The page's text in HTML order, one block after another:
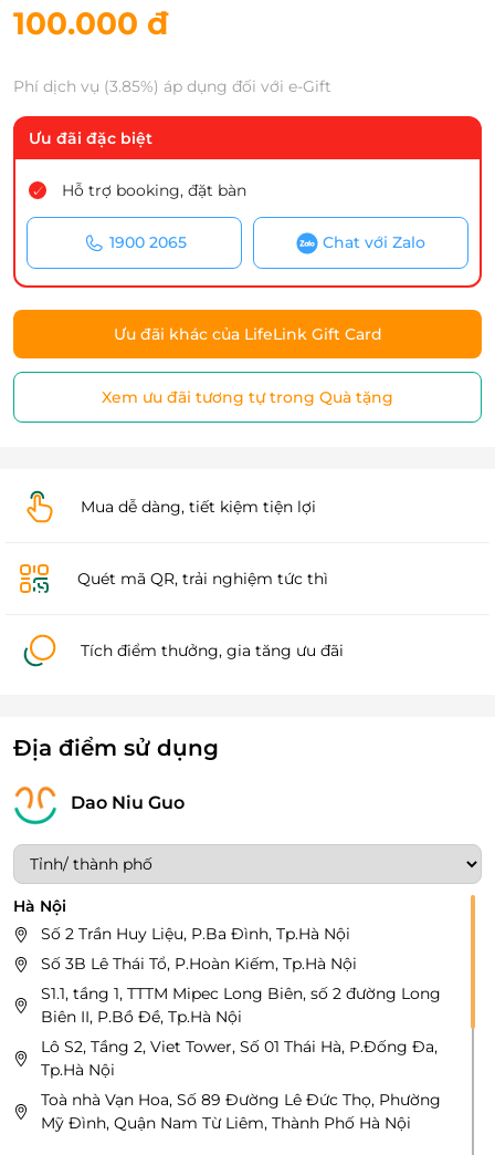
100.000 đ
Phí dịch vụ (3.85%) áp dụng đối với e-Gift
Ưu đãi đặc biệt
Hỗ trợ booking, đặt bàn
1900 2065 Chat với Zalo
Ưu đãi khác của LifeLink Gift Card
Xem ưu đãi tương tự trong Quà tặng
Mua dễ dàng, tiết kiệm tiện lợi
Quét mã QR, trải nghiệm tức thì
Tích điểm thưởng, gia tăng ưu đãi
Địa điểm sử dụng
Dao Niu Guo
Hà Nội
Số 2 Trần Huy Liệu, P.Ba Đình, Tp.Hà Nội
Số 3B Lê Thái Tổ, P.Hoàn Kiếm, Tp.Hà Nội
S1.1, tầng 1, TTTM Mipec Long Biên, số 2 đường Long
Biên II, P.Bồ Đề, Tp.Hà Nội
Lô S2, Tầng 2, Viet Tower, Số 01 Thái Hà, P.Đống Đa,
Tp.Hà Nội
Toà nhà Vạn Hoa, Số 89 Đường Lê Đức Thọ, Phường
Mỹ Đình, Quận Nam Từ Liêm, Thành Phố Hà Nội